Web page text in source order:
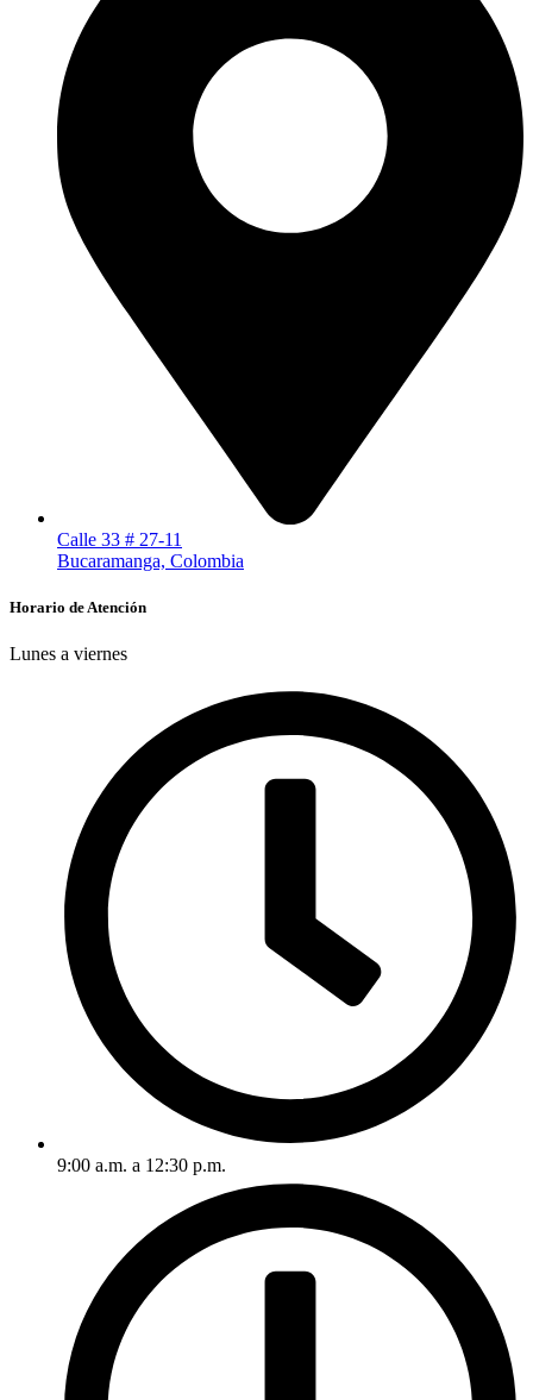
Calle 33 # 27-11
Bucaramanga, Colombia
Horario de Atención
Lunes a viernes
9:00 a.m. a 12:30 p.m.